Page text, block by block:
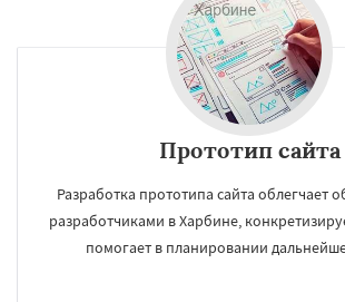
Прототип сайта
Разработка прототипа сайта облегчает
разработчиками в Харбине,
помогает в планировании